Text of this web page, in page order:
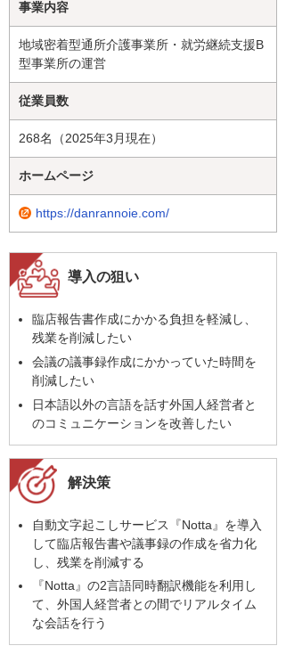
事業内容
地域密着型通所介護事業所・就労継続支援B
型事業所の運営
従業員数
268名（2025年3月現在）
ホームページ
https://danrannoie.com/
導入の狙い
臨店報告書作成にかかる負担を軽減し、
残業を削減したい
会議の議事録作成にかかっていた時間を
削減したい
日本語以外の言語を話す外国人経営者と
のコミュニケーションを改善したい
解決策
自動文字起こしサービス『Notta』を導入
して臨店報告書や議事録の作成を省力化
し、残業を削減する
『Notta』の2言語同時翻訳機能を利用し
て、外国人経営者との間でリアルタイム
な会話を行う